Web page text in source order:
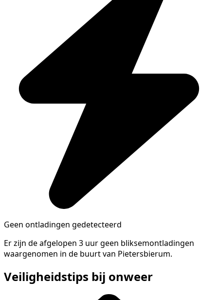
Geen ontladingen gedetecteerd
Er zijn de afgelopen 3 uur geen bliksemontladingen
waargenomen in de buurt van Pietersbierum.
Veiligheidstips bij onweer